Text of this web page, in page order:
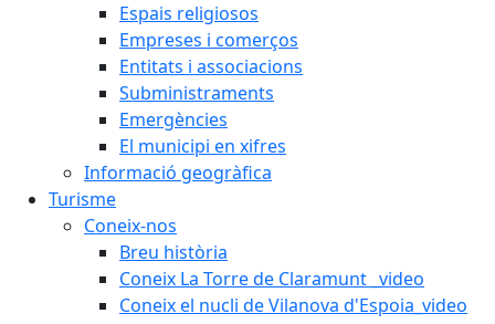
Espais religiosos
Empreses i comerços
Entitats i associacions
Subministraments
Emergències
El municipi en xifres
Informació geogràfica
Turisme
Coneix-nos
Breu història
Coneix La Torre de Claramunt _video
Coneix el nucli de Vilanova d'Espoia_video